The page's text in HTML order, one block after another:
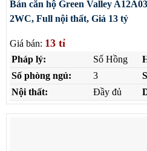
Bán căn hộ Green Valley
2WC, Full nội thất, Giá 13 tỷ
Giá bán: 13 tỉ
Pháp lý: Sổ Hồng
Số phòng ngủ:
3
Nội thất:
Đầy đủ